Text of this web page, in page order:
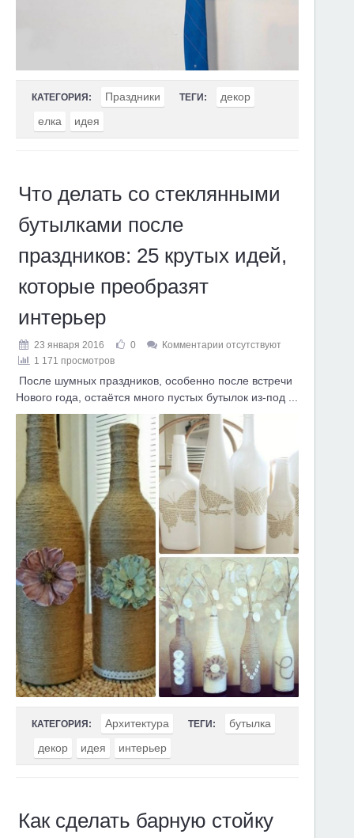
КАТЕГОРИЯ: Праздники ТЕГИ:
декор
елка
идея
Что делать со стеклянными
бутылками после
праздников: 25 крутых идей,
которые преобразят
интерьер
23 января 2016 0
Комментарии отсутствуют
1 171 просмотров
После шумных праздников, особенно после встречи
Нового года, остаётся много пустых бутылок из-под ...
КАТЕГОРИЯ: Архитектура ТЕГИ:
бутылка
декор
идея интерьер
Как сделать барную стойку